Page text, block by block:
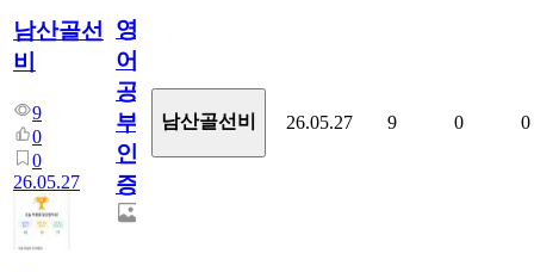
남산골선
비
9
0
0
26.05.27
영
어
공
부
인
증
남산골선비 26.05.27 9 0 0